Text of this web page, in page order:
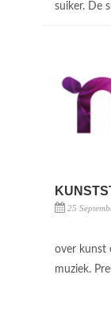
suiker. De
25
over kunst
muziek.